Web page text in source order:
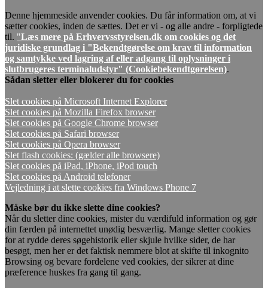
Denne hjemmeside anvender cookies. Du får information om, at vi
sætter cookies, inden de sættes. Det er vi - og alle andre - forpligtede
til. "Læs mere på Erhvervsstyrelsen.dk om cookies og det
juridiske grundlag i "Bekendtgørelse om krav til information
og samtykke ved lagring af eller adgang til oplysninger i
slutbrugeres terminaludstyr" (Cookiebekendtgørelsen).
Sådan sletter eller blokerer du for cookies
Slet cookies på Microsoft Internet Explorer
Slet cookies på Mozilla Firefox browser
Slet cookies på Google Chrome browser
Slet cookies på Safari browser
Slet cookies på Opera browser
Slet flash cookies: (gælder alle browsere)
Slet cookies på iPad, iPhone, iPod touch
Slet cookies på Android telefoner
Vejledning i at slette cookies fra Windows Phone 7
Måske bør du ikke slette dine cookies?
Når du sletter dine cookies, mister du værdifuld information og gør
din færden på internettet unødig besværlig. Mange sletter cookies
for at rydde deres søgehistorik eller skjule hvilke sider, de har
besøgt, men her er det faktisk nemmere blot at skifte til inkognito
Browsing og bevare fordelene ved cookies, der sikrer at dine
præference huskes fra gang til gang.